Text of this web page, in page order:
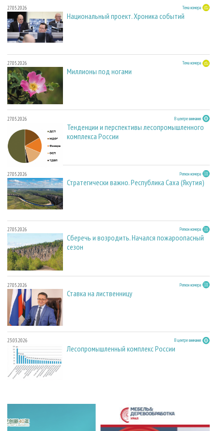
27.05.2026 Тема номера
Национальный проект. Хроника событий
27.05.2026 Тема номера
Миллионы под ногами
27.05.2026 В центре внимания
Тенденции и перспективы лесопромышленного
комплекса России
27.05.2026 Регион номера
Стратегически важно. Республика Саха (Якутия)
27.05.2026 Регион номера
Сберечь и возродить. Начался пожароопасный
сезон
27.05.2026 Регион номера
Ставка на лиственницу
23.03.2026 В центре внимания
Лесопромышленный комплекс России